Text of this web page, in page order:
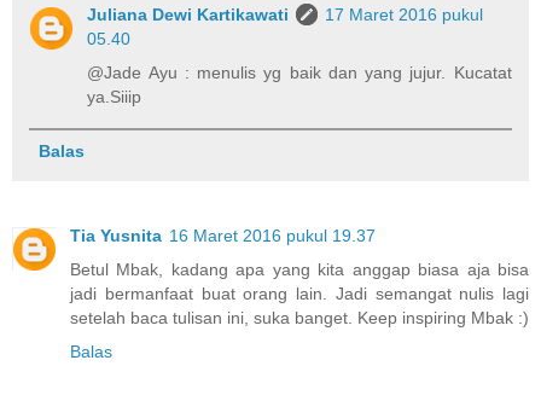
Juliana Dewi Kartikawati
17 Maret 2016 pukul
05.40
@Jade Ayu : menulis yg baik dan yang jujur. Kucatat
ya.Siiip
Balas
Tia Yusnita 16 Maret 2016 pukul 19.37
Betul Mbak, kadang apa yang kita anggap biasa aja bisa
jadi bermanfaat buat orang lain. Jadi semangat nulis lagi
setelah baca tulisan ini, suka banget. Keep inspiring Mbak :)
Balas